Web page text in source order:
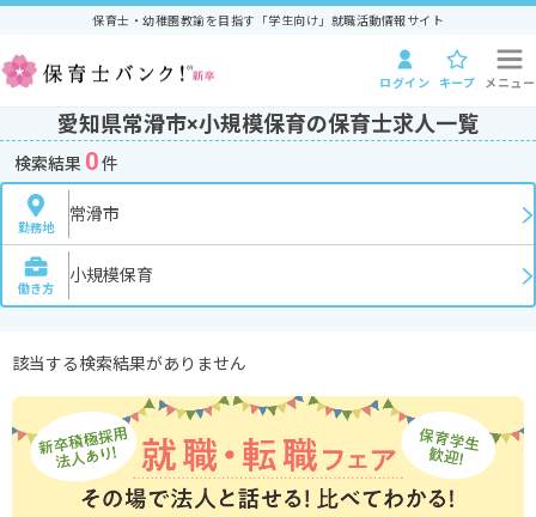
保育士・幼稚園教諭を目指す「学生向け」就職活動情報サイト
ログイン キープ メニュー
愛知県常滑市×小規模保育の保育士求人一覧
検索結果 0件
勤務地
常滑市
働き方
小規模保育
該当する検索結果がありません